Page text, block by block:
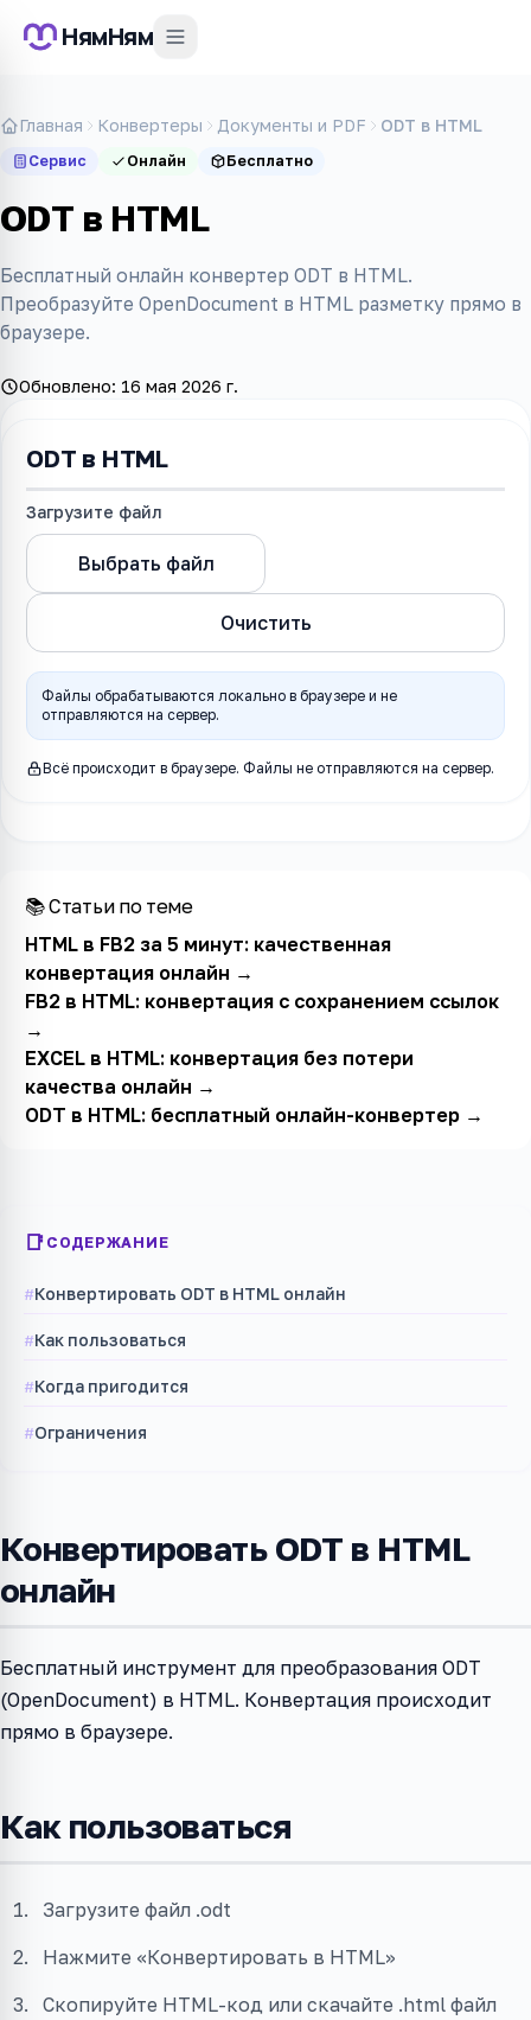
НямНям
Главная Конвертеры Документы и PDF ODT в HTML
Сервис Онлайн Бесплатно
ODT в HTML
Бесплатный онлайн конвертер ODT в HTML.
Преобразуйте OpenDocument в HTML разметку прямо в
браузере.
Обновлено: 16 мая 2026 г.
ODT в HTML
Загрузите файл
Выбрать файл
Очистить
Файлы обрабатываются локально в браузере и не
отправляются на сервер.
Всё происходит в браузере. Файлы не отправляются на сервер.
📚 Статьи по теме
HTML в FB2 за 5 минут: качественная
конвертация онлайн →
FB2 в HTML: конвертация с сохранением ссылок
→
EXCEL в HTML: конвертация без потери
качества онлайн →
ODT в HTML: бесплатный онлайн-конвертер→
СОДЕРЖАНИЕ
Конвертировать ODT в HTML онлайн
Как пользоваться
Когда пригодится
Ограничения
Конвертировать ODT в HTML
онлайн
Бесплатный инструмент для преобразования ODT
(OpenDocument) в HTML. Конвертация происходит
прямо в браузере.
Как пользоваться
Загрузите файл .odt
Нажмите «Конвертировать в HTML»
Скопируйте HTML-код или скачайте .html файл